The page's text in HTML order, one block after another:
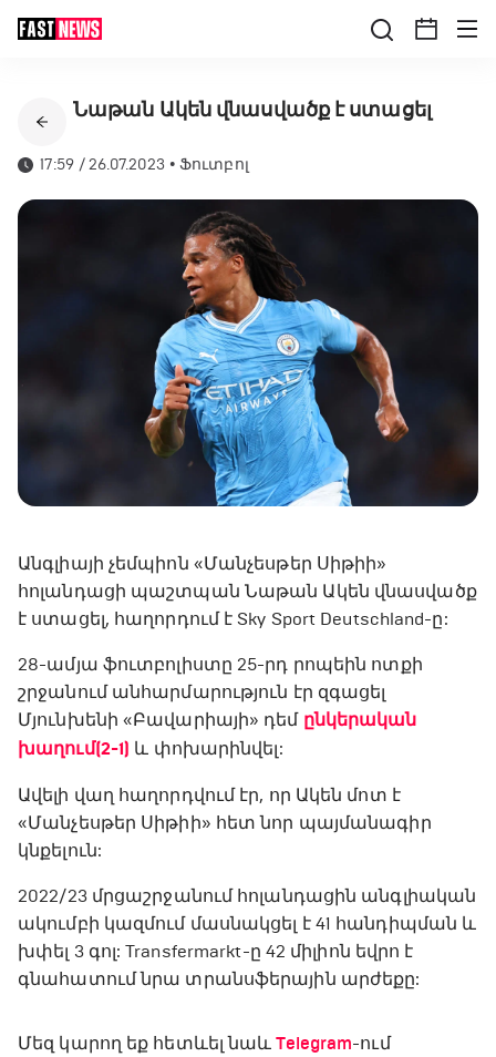
Նաթան Ակեն վնասվածք է ստացել
17:59 / 26.07.2023 •Ֆուտբոլ
Անգլիայի չեմպիոն «Մանչեսթեր Սիթիի»
հոլանդացի պաշտպան Նաթան Ակեն վնասվածք
է ստացել, հաղորդում է Sky Sport Deutschland-ը:
28-ամյա ֆուտբոլիստը 25-րդ րոպեին ոտքի
շրջանում անհարմարություն էր զգացել
Մյունխենի «Բավարիայի» դեմ ընկերական
խաղում (2-1) և փոխարինվել:
Ավելի վաղ հաղորդվում էր, որ Ակեն մոտ է
«Մանչեսթեր Սիթիի» հետ նոր պայմանագիր
կնքելուն:
2022/23 մրցաշրջանում հոլանդացին անգլիական
ակումբի կազմում մասնակցել է 41 հանդիպման և
խփել 3 գոլ: Transfermarkt-ը 42 միլիոն եվրո է
գնահատում նրա տրանսֆերային արժեքը:
Մեզ կարող եք հետևել նաև Telegram-ում